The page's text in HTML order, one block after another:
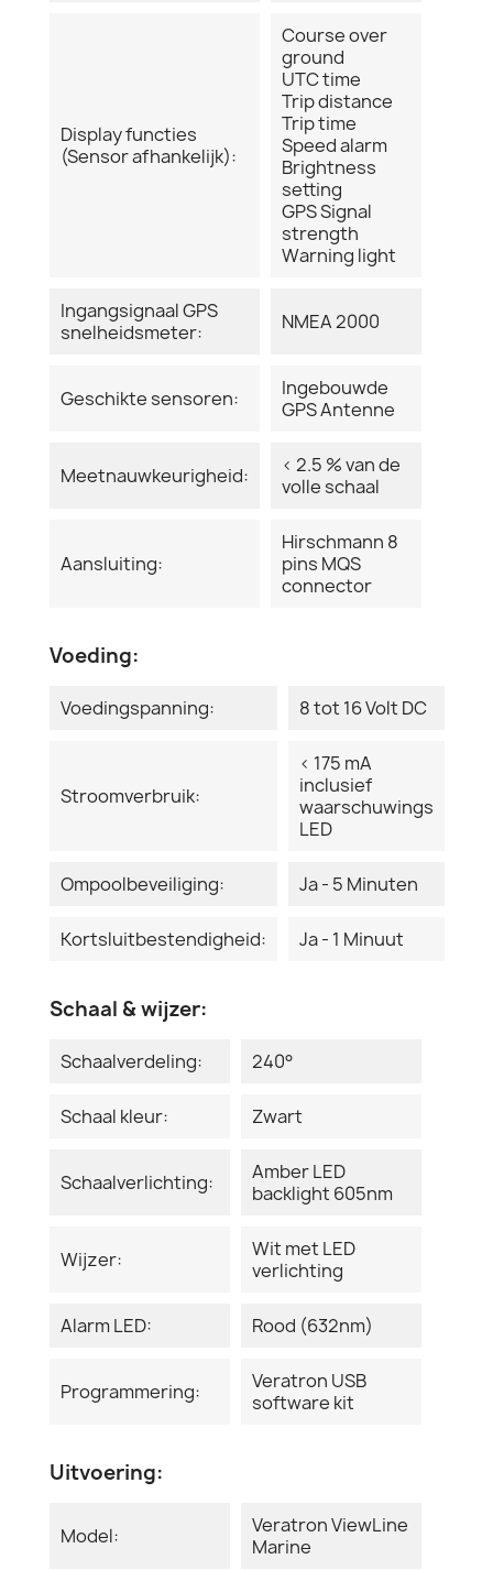
Display functies
(Sensor afhankelijk):
Course over
ground
UTC time
Trip distance
Trip time
Speed alarm
Brightness
setting
GPS Signal
strength
Warning light
Ingangsignaal GPS
snelheidsmeter:
NMEA 2000
Geschikte sensoren:
Ingebouwde
GPS Antenne
Meetnauwkeurigheid:
< 2.5 % van de
volle schaal
Aansluiting:
Hirschmann 8
pins MQS
connector
Voeding:
Voedingspanning: 8 tot 16 Volt DC
Stroomverbruik:
< 175 mA
inclusief
waarschuwings
LED
Ompoolbeveiliging: Ja - 5 Minuten
Kortsluitbestendigheid: Ja - 1 Minuut
Schaal & wijzer:
Schaalverdeling: 240°
Schaal kleur: Zwart
Schaalverlichting:
Amber LED
backlight 605nm
Wijzer:
Wit met LED
verlichting
Alarm LED: Rood (632nm)
Programmering:
Veratron USB
software kit
Uitvoering:
Model:
Veratron ViewLine
Marine